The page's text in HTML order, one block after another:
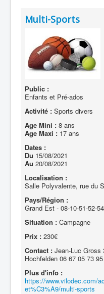
Multi-Sports
Public :
Enfants et Pré-ados
Activité : Sports divers
Age Mini : 8 ans
Age Maxi : 17 ans
Dates :
Du 15/08/2021
Au 20/08/2021
Localisation :
Salle Polyvalente, rue du
Pays/Région :
Grand Est - 08-10-51-52-
Situation : Campagne
Prix : 230€
Contact : Jean-Luc Gross
Hochfelden 06 67 05 73 95
Plus d'info :
https://www.vilodec.com/
et%C3%A9/multi-sports